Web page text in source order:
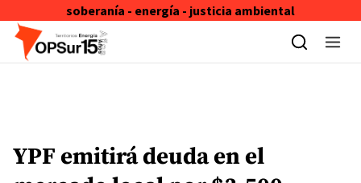
soberanía - energía - justicia ambiental
Skip to content
YPF emitirá deuda en el